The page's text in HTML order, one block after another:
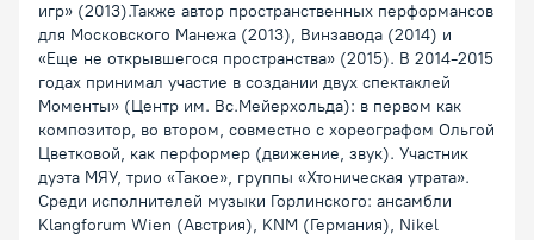
игр» (2013).Также автор пространственных перформансов
для Московского Манежа (2013), Винзавода (2014) и
«Еще не открывшегося пространства» (2015). В 2014-2015
годах принимал участие в создании двух спектаклей
Моменты» (Центр им. Вс.Мейерхольда): в первом как
композитор, во втором, совместно с хореографом Ольгой
Цветковой, как перформер (движение, звук). Участник
дуэта МЯУ, трио «Такое», группы «Хтоническая утрата».
Среди исполнителей музыки Горлинского: ансамбли
Klangforum Wien (Австрия), KNM (Германия), Nikel